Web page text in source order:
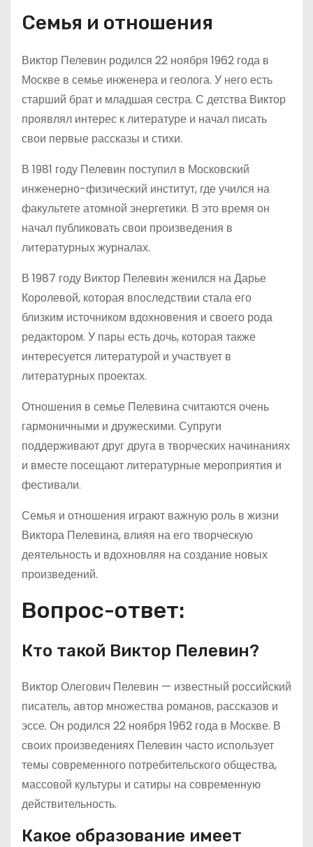
Семья и отношения
Виктор Пелевин родился 22 ноября 1962 года в
Москве в семье инженера и геолога. У него есть
старший брат и младшая сестра. С детства Виктор
проявлял интерес к литературе и начал писать
свои первые рассказы и стихи.
В 1981 году Пелевин поступил в Московский
инженерно-физический институт, где учился на
факультете атомной энергетики. В это время он
начал публиковать свои произведения в
литературных журналах.
В 1987 году Виктор Пелевин женился на Дарье
Королевой, которая впоследствии стала его
близким источником вдохновения и своего рода
редактором. У пары есть дочь, которая также
интересуется литературой и участвует в
литературных проектах.
Отношения в семье Пелевина считаются очень
гармоничными и дружескими. Супруги
поддерживают друг друга в творческих начинаниях
и вместе посещают литературные мероприятия и
фестивали.
Семья и отношения играют важную роль в жизни
Виктора Пелевина, влияя на его творческую
деятельность и вдохновляя на создание новых
произведений.
Вопрос-ответ:
Кто такой Виктор Пелевин?
Виктор Олегович Пелевин — известный российский
писатель, автор множества романов, рассказов и
эссе. Он родился 22 ноября 1962 года в Москве. В
своих произведениях Пелевин часто использует
темы современного потребительского общества,
массовой культуры и сатиры на современную
действительность.
Какое образование имеет